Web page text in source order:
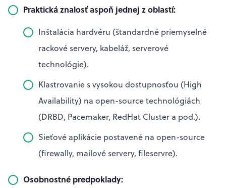
Praktická znalosť aspoň jednej z oblastí:
Inštalácia hardvéru (štandardné priemyselné
rackové servery, kabeláž, serverové
technológie).
Klastrovanie s vysokou dostupnosťou (High
Availability) na open-source technológiách
(DRBD, Pacemaker, RedHat Cluster a pod.).
Sieťové aplikácie postavené na open-source
(firewally, mailové servery, fileservre).
Osobnostné predpoklady: